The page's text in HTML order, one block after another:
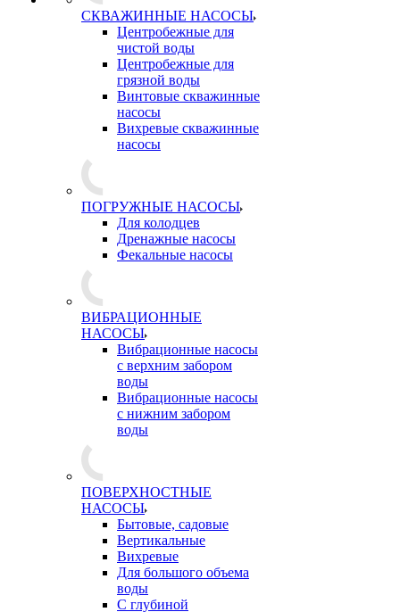
СКВАЖИННЫЕ НАСОСЫ
Центробежные для
чистой воды
Центробежные для
грязной воды
Винтовые скважинные
насосы
Вихревые скважинные
насосы
ПОГРУЖНЫЕ НАСОСЫ
Для колодцев
Дренажные насосы
Фекальные насосы
ВИБРАЦИОННЫЕ
НАСОСЫ
Вибрационные насосы
с верхним забором
воды
Вибрационные насосы
с нижним забором
воды
ПОВЕРХНОСТНЫЕ
НАСОСЫ
Бытовые, садовые
Вертикальные
Вихревые
Для большого объема
воды
С глубиной